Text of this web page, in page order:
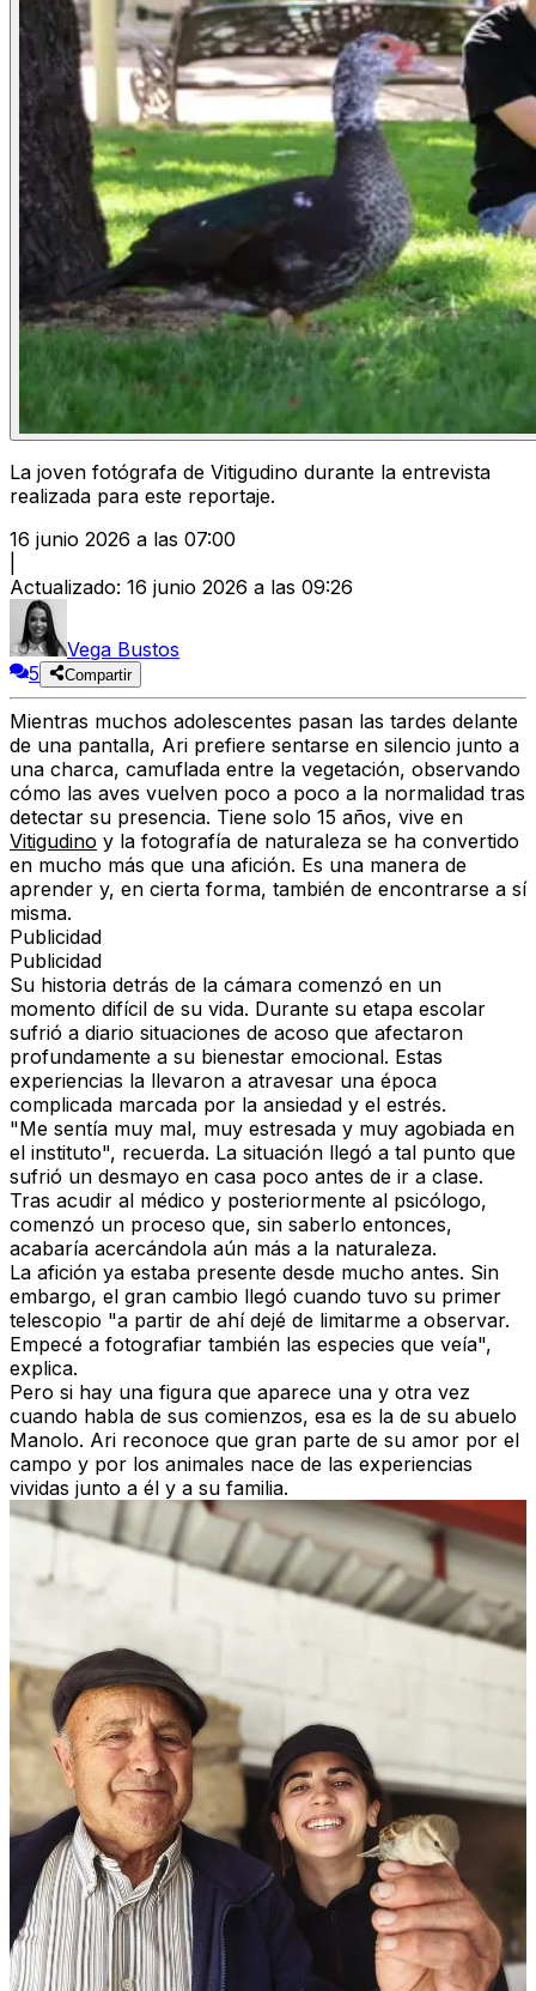
La joven fotógrafa de Vitigudino durante la entrevista
realizada para este reportaje.
16 junio 2026 a las 07:00
Actualizado: 16 junio 2026 a las 09:26
Vega Bustos
5
Compartir
Mientras muchos adolescentes pasan las tardes delante
de una pantalla, Ari prefiere sentarse en silencio junto a
una charca, camuflada entre la vegetación, observando
cómo las aves vuelven poco a poco a la normalidad tras
detectar su presencia. Tiene solo 15 años, vive en
Vitigudino y la fotografía de naturaleza se ha convertido
en mucho más que una afición. Es una manera de
aprender y, en cierta forma, también de encontrarse a sí
misma.
Publicidad
Publicidad
Su historia detrás de la cámara comenzó en un
momento difícil de su vida. Durante su etapa escolar
sufrió a diario situaciones de acoso que afectaron
profundamente a su bienestar emocional. Estas
experiencias la llevaron a atravesar una época
complicada marcada por la ansiedad y el estrés.
"Me sentía muy mal, muy estresada y muy agobiada en
el instituto", recuerda. La situación llegó a tal punto que
sufrió un desmayo en casa poco antes de ir a clase.
Tras acudir al médico y posteriormente al psicólogo,
comenzó un proceso que, sin saberlo entonces,
acabaría acercándola aún más a la naturaleza.
La afición ya estaba presente desde mucho antes. Sin
embargo, el gran cambio llegó cuando tuvo su primer
telescopio "a partir de ahí dejé de limitarme a observar.
Empecé a fotografiar también las especies que veía",
explica.
Pero si hay una figura que aparece una y otra vez
cuando habla de sus comienzos, esa es la de su abuelo
Manolo. Ari reconoce que gran parte de su amor por el
campo y por los animales nace de las experiencias
vividas junto a él y a su familia.